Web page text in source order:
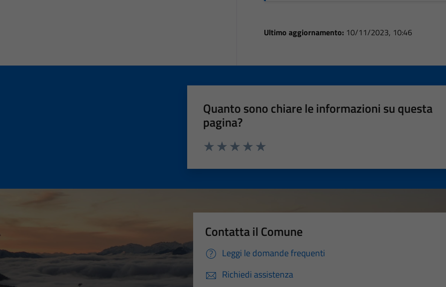
Ultimo aggiornamento: 10/11/2023, 10:46
Quanto sono chiare le informazioni su questa
pagina?
Contatta il Comune
Leggi le domande frequenti
Richiedi assistenza